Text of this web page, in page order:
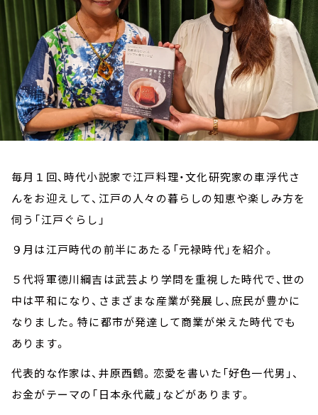
会社情報
毎月１回、時代小説家で江戸料理・文化研究家の車浮代さ
んをお迎えして、江戸の人々の暮らしの知恵や楽しみ方を
伺う「江戸ぐらし」
９月は江戸時代の前半にあたる「元禄時代」を紹介。
５代将軍徳川綱吉は武芸より学問を重視した時代で、世の
中は平和になり、さまざまな産業が発展し、庶民が豊かに
なりました。特に都市が発達して商業が栄えた時代でも
あります。
代表的な作家は、井原西鶴。恋愛を書いた「好色一代男」、
お金がテーマの「日本永代蔵」などがあります。